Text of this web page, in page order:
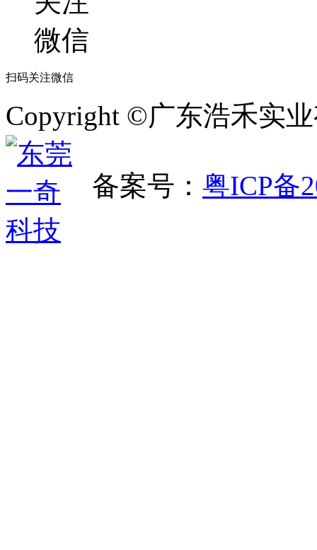
扫码关注微信
Copyright ©广东浩禾实
备案号： 粤ICP备